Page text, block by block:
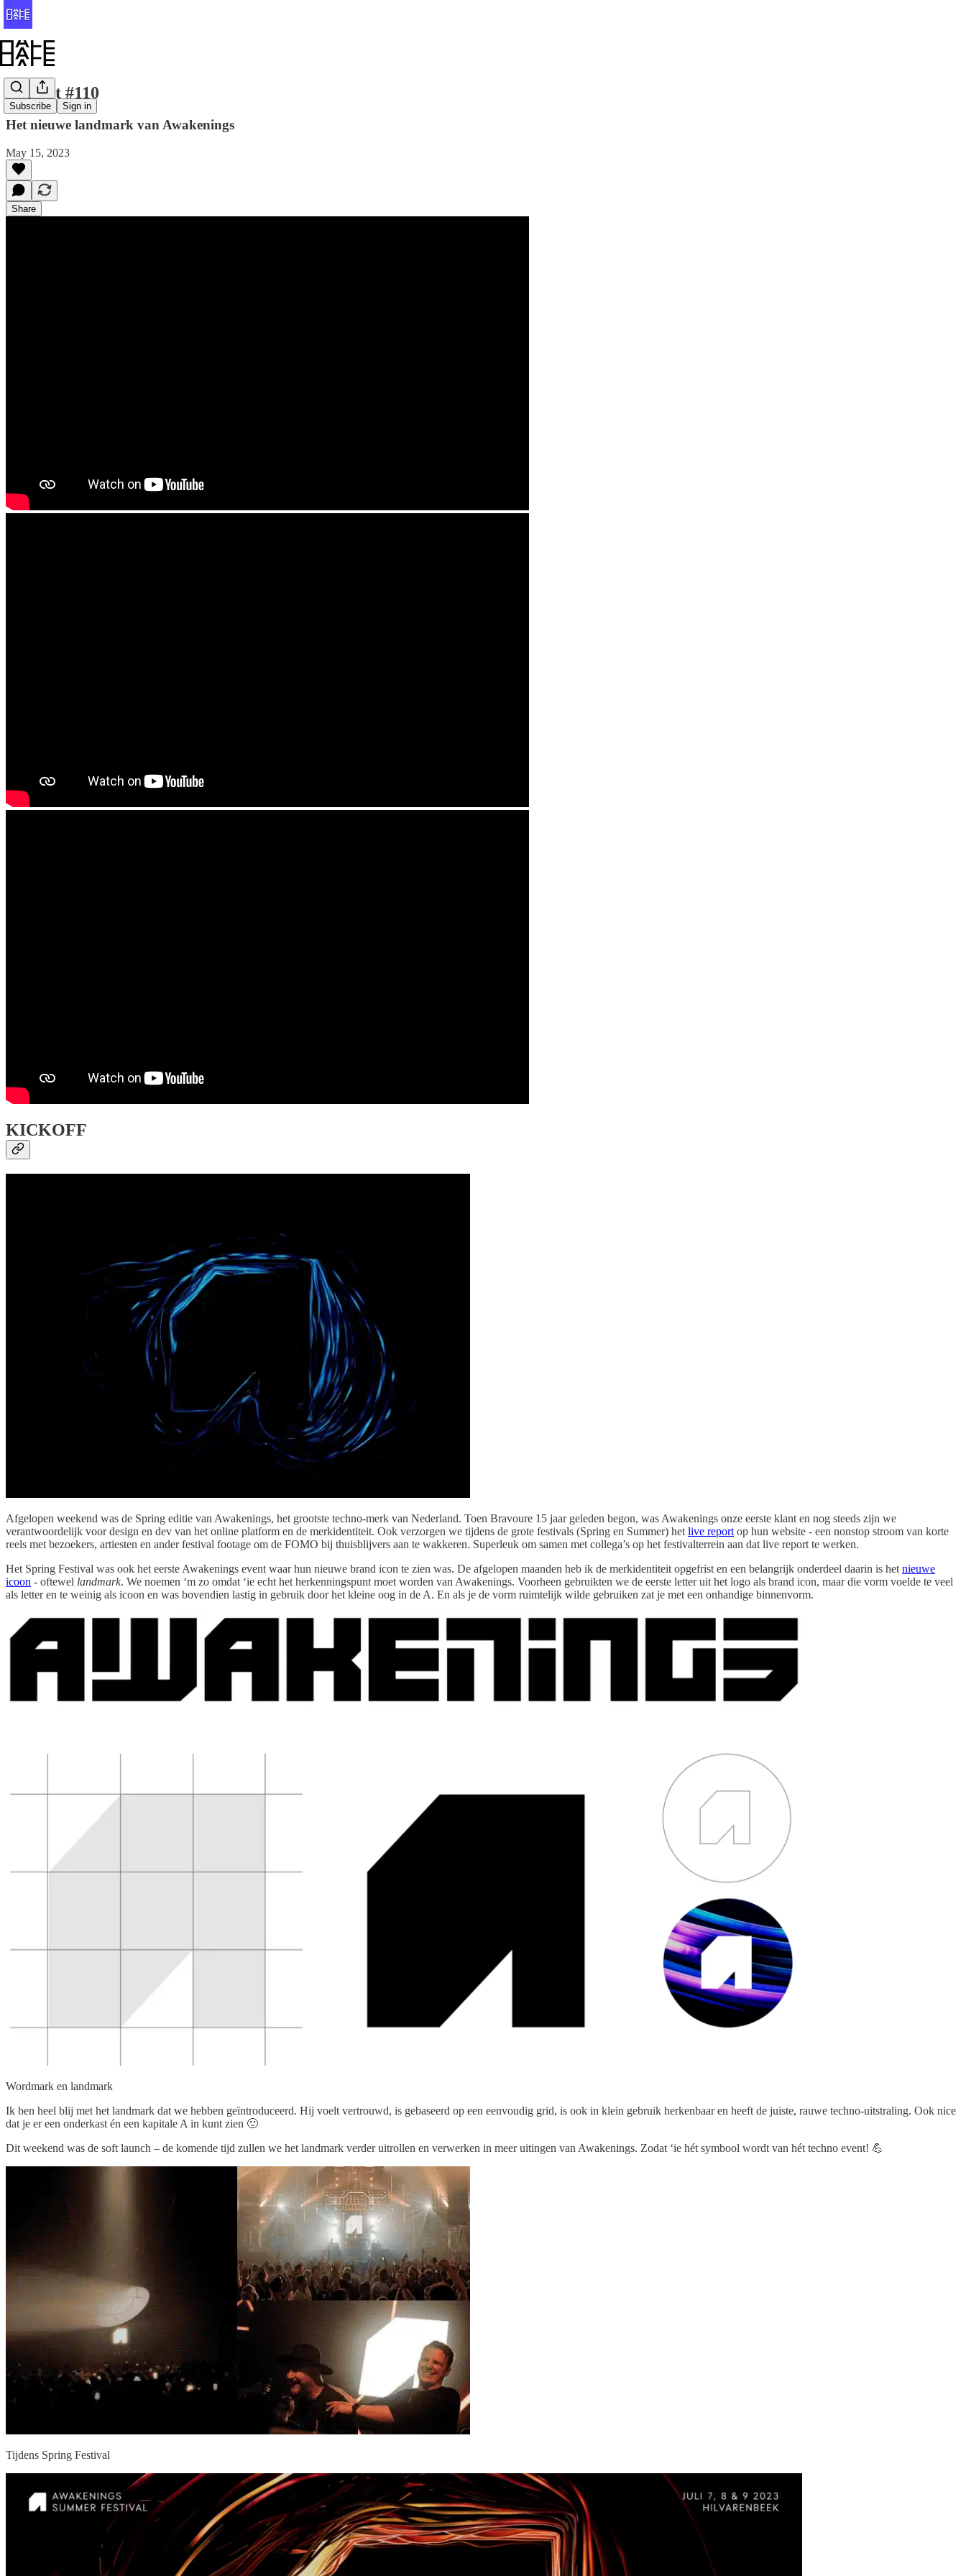
Subscribe Sign in
Halfvet #110
Het nieuwe landmark van Awakenings
May 15, 2023
Share
KICKOFF
Afgelopen weekend was de Spring editie van Awakenings, het grootste techno-merk van Nederland. Toen Bravoure 15 jaar geleden begon, was Awakenings onze eerste klant en nog steeds zijn we
verantwoordelijk voor design en dev van het online platform en de merkidentiteit. Ook verzorgen we tijdens de grote festivals (Spring en Summer) het live report op hun website - een nonstop stroom van korte
reels met bezoekers, artiesten en ander festival footage om de FOMO bij thuisblijvers aan te wakkeren. Superleuk om samen met collega’s op het festivalterrein aan dat live report te werken.
Het Spring Festival was ook het eerste Awakenings event waar hun nieuwe brand icon te zien was. De afgelopen maanden heb ik de merkidentiteit opgefrist en een belangrijk onderdeel daarin is het nieuwe
icoon - oftewel landmark. We noemen ‘m zo omdat ‘ie echt het herkenningspunt moet worden van Awakenings. Voorheen gebruikten we de eerste letter uit het logo als brand icon, maar die vorm voelde te veel
als letter en te weinig als icoon en was bovendien lastig in gebruik door het kleine oog in de A. En als je de vorm ruimtelijk wilde gebruiken zat je met een onhandige binnenvorm.
Wordmark en landmark
Ik ben heel blij met het landmark dat we hebben geïntroduceerd. Hij voelt vertrouwd, is gebaseerd op een eenvoudig grid, is ook in klein gebruik herkenbaar en heeft de juiste, rauwe techno-uitstraling. Ook nice
dat je er een onderkast én een kapitale A in kunt zien 🙂
Dit weekend was de soft launch – de komende tijd zullen we het landmark verder uitrollen en verwerken in meer uitingen van Awakenings. Zodat ‘ie hét symbool wordt van hét techno event! 💪
Tijdens Spring Festival